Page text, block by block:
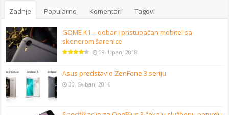
Zadnje Popularno Komentari Tagovi
GOME K1 – dobar i pristupačan mobitel sa
skenerom šarenice
29. Lipanj 2018
Asus predstavio ZenFone 3 seriju
30. Svibanj 2016